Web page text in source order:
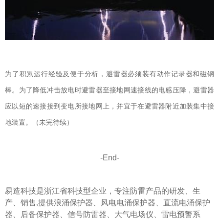
为了积累运行经验及便于分析，避雷器必须装有动作记录器和磁钢
棒。为了降低冲击放电时避雷器至接地网速接线的电感压降，避雷器
应以短的速接接到变电所接地网上，并宜于在避雷器附近加装集中接
地装置。 （未完待续）
-End-
易造科技是浙江省科技型企业，专注防雷产品的研发、生
产、销售,提供浪涌保护器 风电电涌保护器
直流电涌保护
器
后备保护器 信号防雷器 ⼤⽓电场仪
雷电预警系